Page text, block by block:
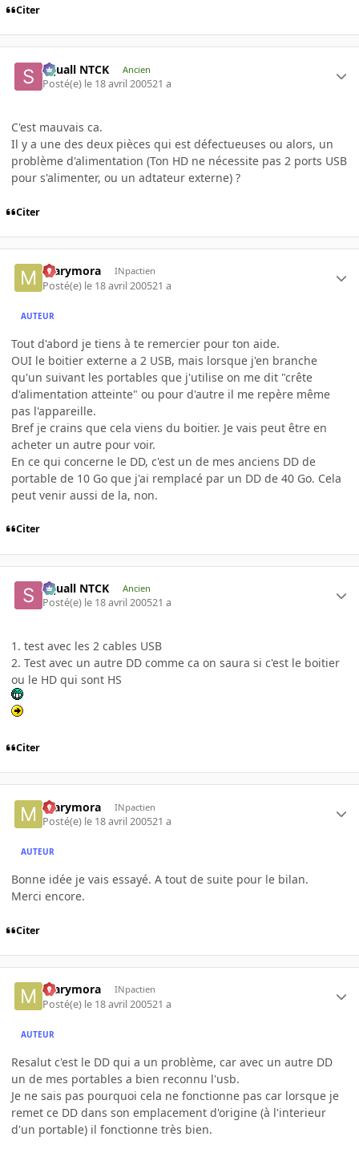
Citer
Squall NTCK Ancien
Posté(e) le 18 avril 200521 a
C'est mauvais ca.
Il y a une des deux pièces qui est défectueuses ou alors, un
problème d'alimentation (Ton HD ne nécessite pas 2 ports USB
pour s'alimenter, ou un adtateur externe) ?
Citer
marymora INpactien
Posté(e) le 18 avril 200521 a
AUTEUR
Tout d'abord je tiens à te remercier pour ton aide.
OUI le boitier externe a 2 USB, mais lorsque j'en branche
qu'un suivant les portables que j'utilise on me dit "crête
d'alimentation atteinte" ou pour d'autre il me repère même
pas l'appareille.
Bref je crains que cela viens du boitier. Je vais peut être en
acheter un autre pour voir.
En ce qui concerne le DD, c'est un de mes anciens DD de
portable de 10 Go que j'ai remplacé par un DD de 40 Go. Cela
peut venir aussi de la, non.
Citer
Squall NTCK Ancien
Posté(e) le 18 avril 200521 a
1. test avec les 2 cables USB
2. Test avec un autre DD comme ca on saura si c'est le boitier
ou le HD qui sont HS
Citer
marymora INpactien
Posté(e) le 18 avril 200521 a
AUTEUR
Bonne idée je vais essayé. A tout de suite pour le bilan.
Merci encore.
Citer
marymora INpactien
Posté(e) le 18 avril 200521 a
AUTEUR
Resalut c'est le DD qui a un problème, car avec un autre DD
un de mes portables a bien reconnu l'usb.
Je ne sais pas pourquoi cela ne fonctionne pas car lorsque je
remet ce DD dans son emplacement d'origine (à l'interieur
d'un portable) il fonctionne très bien.